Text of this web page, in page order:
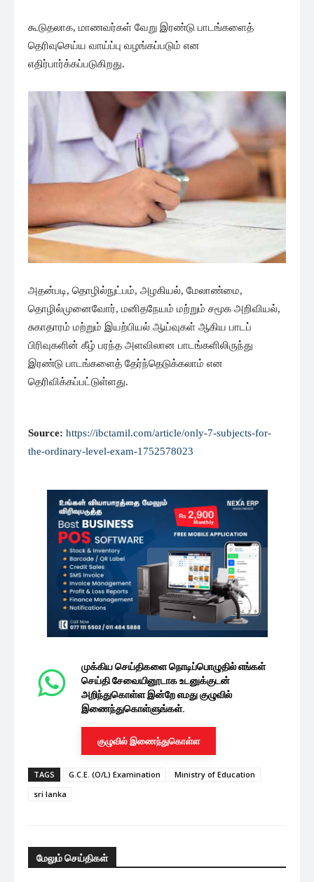
கூடுதலாக, மாணவர்கள் வேறு இரண்டு பாடங்களைத்
தெரிவுசெய்ய வாய்ப்பு வழங்கப்படும் என
எதிர்பார்க்கப்படுகிறது.
அதன்படி, தொழில்நுட்பம், அழகியல், மேலாண்மை,
தொழில்முனைவோர், மனிதநேயம் மற்றும் சமூக அறிவியல்,
சுகாதாரம் மற்றும் இயற்பியல் ஆய்வுகள் ஆகிய பாடப்
பிரிவுகளின் கீழ் பரந்த அளவிலான பாடங்களிலிருந்து
இரண்டு பாடங்களைத் தேர்ந்தெடுக்கலாம் என
தெரிவிக்கப்பட்டுள்ளது.
Source: https://ibctamil.com/article/only-7-subjects-for-
the-ordinary-level-exam-1752578023
முக்கிய செய்திகளை நொடிப்பொழுதில் எங்கள்
செய்தி சேவையினூடாக உடனுக்குடன்
அறிந்துகொள்ள இன்றே எமது குழுவில்
இணைந்துகொள்ளுங்கள்.
குழுவில் இணைந்துகொள்ள
TAGS G.C.E. (O/L) Examination
Ministry of Education
sri lanka
மேலும் செய்திகள்